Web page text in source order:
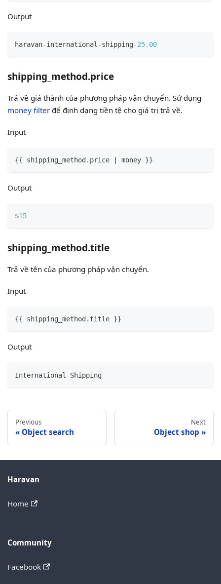
Output
haravan-international-shipping-25.00
shipping_method.price
Trả về giá thành của phương pháp vận chuyển. Sử dụng
money filter để định dạng tiền tệ cho giá trị trả về.
Input
{{ shipping_method.price | money }}
Output
$15
shipping_method.title
Trả về tên của phương pháp vận chuyển.
Input
{{ shipping_method.title }}
Output
International Shipping
Previous
Object search
Next
Object shop
Haravan
Home
Community
Facebook